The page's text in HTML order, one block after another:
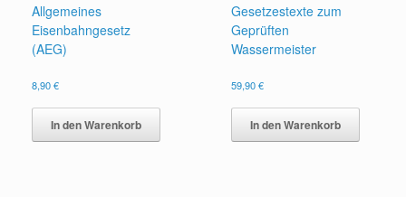
Allgemeines
Eisenbahngesetz
(AEG)
8,90€
In den Warenkorb
Gesetzestexte zum
Geprüften
Wassermeister
59,90€
In den Warenkorb